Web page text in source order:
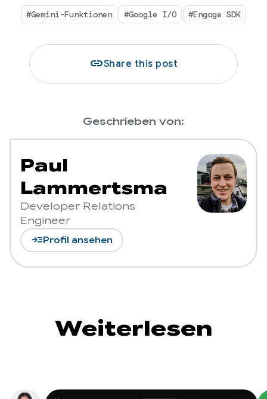
#Gemini-Funktionen #Google I/O #Engage SDK
linkShare this post
Geschrieben von:
Paul
Lammertsma
Developer Relations
Engineer
read_moreProfil ansehen
Weiterlesen